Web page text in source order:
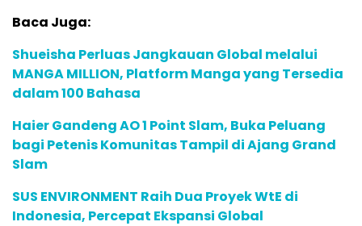
Baca Juga:
Shueisha Perluas Jangkauan Global melalui
MANGA MILLION, Platform Manga yang Tersedia
dalam 100 Bahasa
Haier Gandeng AO 1 Point Slam, Buka Peluang
bagi Petenis Komunitas Tampil di Ajang Grand
Slam
SUS ENVIRONMENT Raih Dua Proyek WtE di
Indonesia, Percepat Ekspansi Global